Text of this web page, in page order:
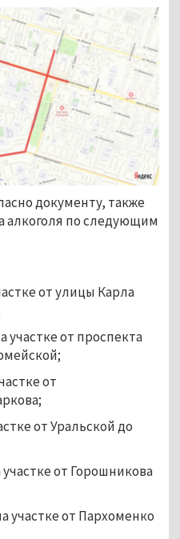
документу, также
алкоголя по следующим
от улицы Карла
участке от проспекта
от
от Уральской до
от Горошникова
участке от Пархоменко